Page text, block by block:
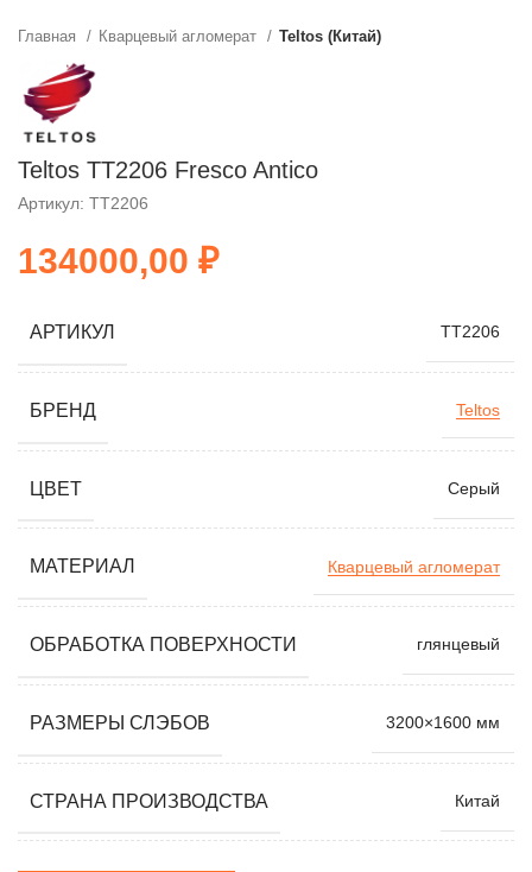
Главная Кварцевый агломерат Teltos (Китай)
Teltos TT2206 Fresco Antico
Артикул: TT2206
₽
АРТИКУЛ TT2206
БРЕНД Teltos
ЦВЕТ Серый
МАТЕРИАЛ Кварцевый агломерат
ОБРАБОТКА ПОВЕРХНОСТИ глянцевый
РАЗМЕРЫ СЛЭБОВ 3200×1600 мм
СТРАНА ПРОИЗВОДСТВА Китай